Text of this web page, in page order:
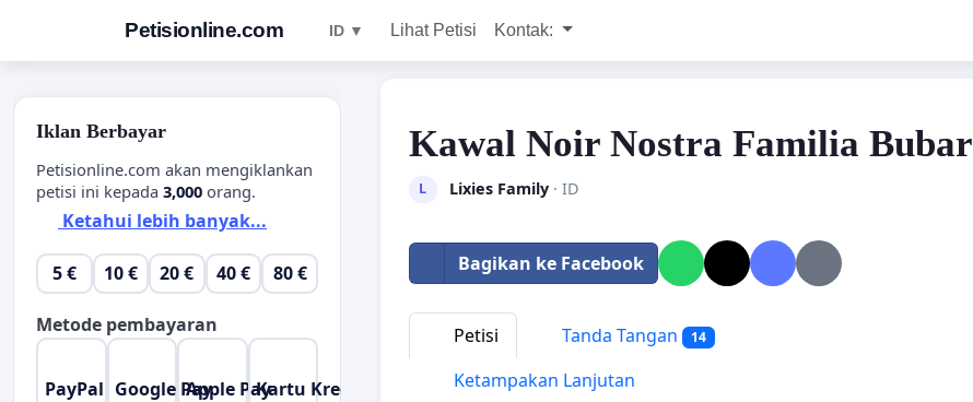
Petisionline.com ID ▼ Lihat Petisi Kontak:
Kawal Noir Nostra Familia Bubar
L Lixies Family· ID
Bagikan ke Facebook
Petisi Tanda Tangan 14
Ketampakan Lanjutan
Iklan Berbayar
Petisionline.com akan mengiklankan
petisi ini kepada 3,000 orang.
Ketahui lebih banyak...
5 € 10 € 20 € 40 € 80 €
Metode pembayaran
PayPal Google PayApple PayKartu Kredit